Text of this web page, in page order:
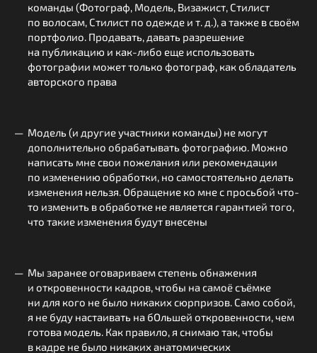
команды (Фотограф, Модель, Визажист, Стилист
по волосам, Стилист по одежде и т. д.), а также в своём
портфолио. Продавать, давать разрешение
на публикацию и как-либо еще использовать
фотографии может только фотограф, как обладатель
авторского права
Модель (и другие участники команды) не могут
дополнительно обрабатывать фотографию. Можно
написать мне свои пожелания или рекомендации
по изменению обработки, но самостоятельно делать
изменения нельзя. Обращение ко мне с просьбой что-
то изменить в обработке не является гарантией того,
что такие изменения будут внесены
Мы заранее оговариваем степень обнажения
и откровенности кадров, чтобы на самоё съёмке
ни для кого не было никаких сюрпризов. Само собой,
я не буду настаивать на бОльшей откровенности, чем
готова модель. Как правило, я снимаю так, чтобы
в кадре не было никаких анатомических